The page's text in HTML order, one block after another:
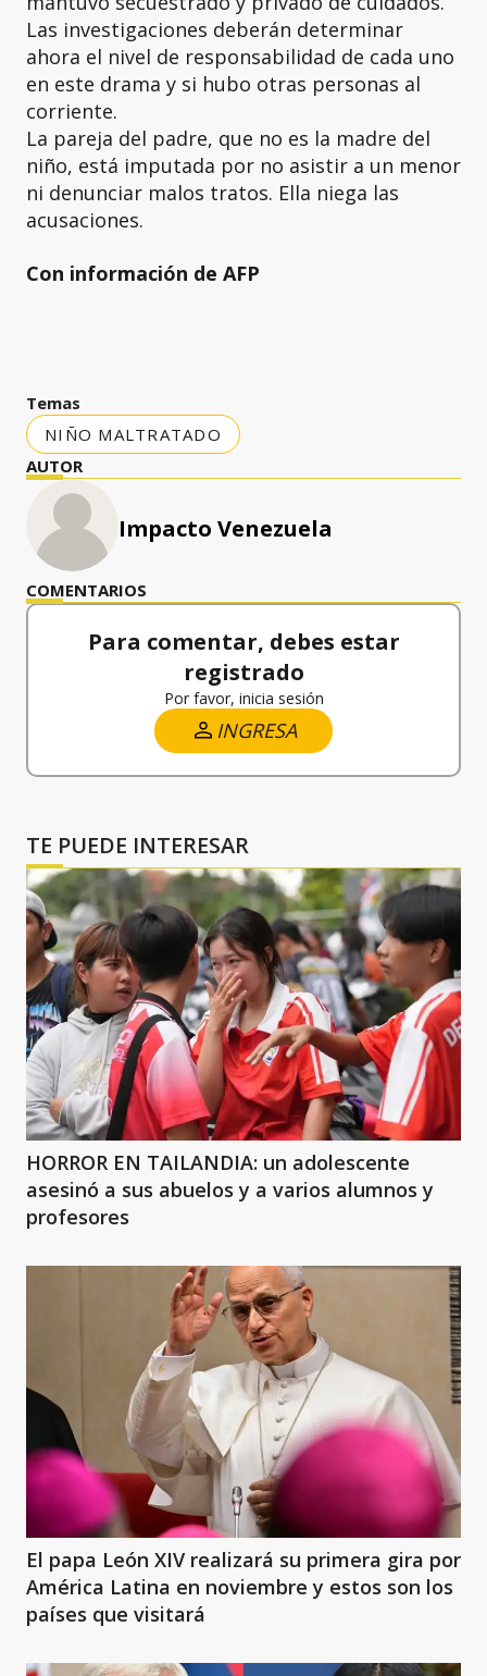
Las investigaciones deberán determinar
ahora el nivel de responsabilidad de cada uno
en este drama y si hubo otras personas al
corriente.
La pareja del padre, que no es la madre del
niño, está imputada por no asistir a un menor
ni denunciar malos tratos. Ella niega las
acusaciones.
Con información de AFP
Temas
NIÑO MALTRATADO
AUTOR
Impacto Venezuela
COMENTARIOS
Para comentar, debes estar
registrado
Por favor, inicia sesión
INGRESA
TE PUEDE INTERESAR
HORROR EN TAILANDIA: un adolescente
asesinó a sus abuelos y a varios alumnos y
profesores
El papa León XIV realizará su primera gira por
América Latina en noviembre y estos son los
países que visitará